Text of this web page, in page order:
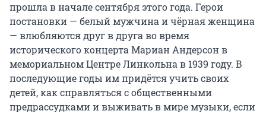
прошла в начале сентября этого года. Герои
постановки — белый мужчина и чёрная женщина
— влюбляются друг в друга во время
исторического концерта Мариан Андерсон в
мемориальном Центре Линкольна в 1939 году. В
последующие годы им придётся учить своих
детей, как справляться с общественными
предрассудками и выживать в мире музыки, если